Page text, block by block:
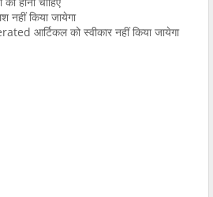
किया जायेगा
आर्टिकल को स्वीकार नहीं किया जायेगा